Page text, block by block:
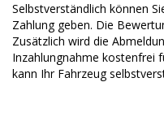
Selbstverständlich können
Zahlung geben. Die
Zusätzlich wird die
Inzahlungnahme kostenfrei
kann Ihr Fahrzeug